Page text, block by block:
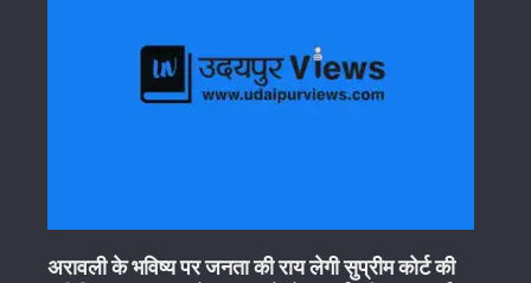
अरावली के भविष्य पर जनता की राय लेगी सुप्रीम कोर्ट की